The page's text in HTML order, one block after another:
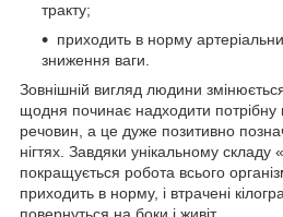
тракту;
приходить в норму
зниження ваги.
Зовнішній вигляд людини
щодня починає надходити потрібну
речовин, а це дуже позитивно
нігтях. Завдяки унікальному
покращується робота всього
приходить в норму, і втрачені